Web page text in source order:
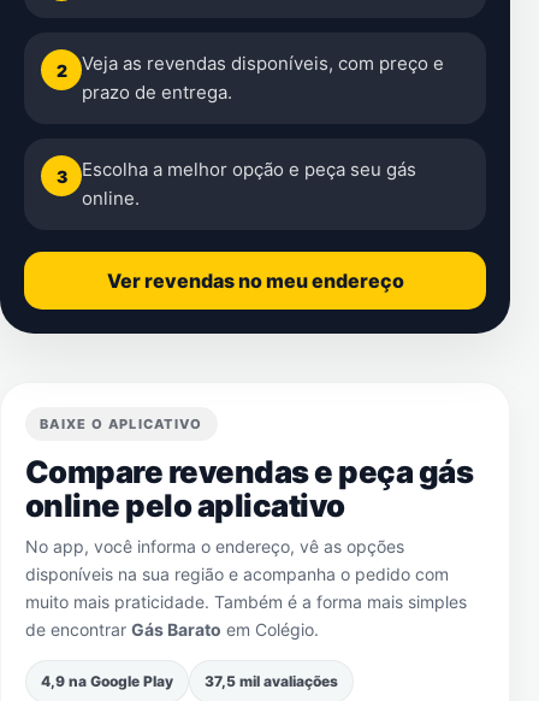
2
Veja as revendas disponíveis, com preço e
prazo de entrega.
3
Escolha a melhor opção e peça seu gás
online.
Ver revendas no meu endereço
BAIXE O APLICATIVO
Compare revendas e peça gás
online pelo aplicativo
No app, você informa o endereço, vê as opções
disponíveis na sua região e acompanha o pedido com
muito mais praticidade. Também é a forma mais simples
de encontrar Gás Barato em Colégio.
4,9 na Google Play 37,5 mil avaliações